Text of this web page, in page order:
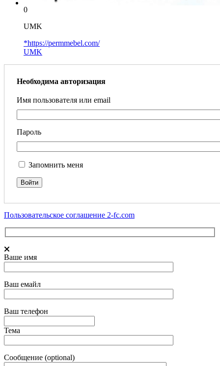
0
UMK
*https://permmebel.com/
UMK
Необходима авторизация
Имя пользователя или email
Пароль
Запомнить меня
Пользовательское соглашение 2-fc.com
Ваше имя
Ваш емайл
Ваш телефон
Тема
Сообщение (optional)